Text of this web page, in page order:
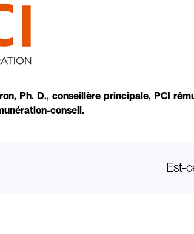
Ph. D., conseillère principale, PCI
conseil.
Est-